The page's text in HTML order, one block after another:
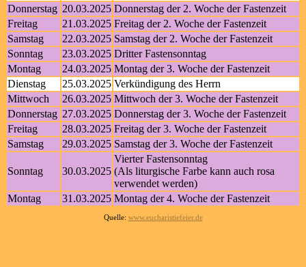
Donnerstag 20.03.2025 Donnerstag der 2. Woche der Fastenzeit
Freitag
21.03.2025 Freitag der 2. Woche der Fastenzeit
Samstag
22.03.2025 Samstag der 2. Woche der Fastenzeit
Sonntag
23.03.2025 Dritter Fastensonntag
Montag
24.03.2025 Montag der 3. Woche der Fastenzeit
Dienstag
25.03.2025 Verkündigung des Herrn
Mittwoch
26.03.2025 Mittwoch der 3. Woche der Fastenzeit
Donnerstag 27.03.2025 Donnerstag der 3. Woche der Fastenzeit
Freitag
28.03.2025 Freitag der 3. Woche der Fastenzeit
Samstag
29.03.2025 Samstag der 3. Woche der Fastenzeit
Sonntag 30.03.2025
Vierter Fastensonntag
(Als liturgische Farbe kann auch rosa
verwendet werden)
Montag
31.03.2025 Montag der 4. Woche der Fastenzeit
Quelle: www.eucharistiefeier.de